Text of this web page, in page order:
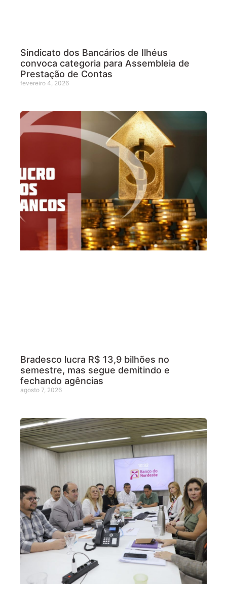
Sindicato dos Bancários de Ilhéus
convoca categoria para Assembleia de
Prestação de Contas
fevereiro 4, 2026
Bradesco lucra R$ 13,9 bilhões no
semestre, mas segue demitindo e
fechando agências
agosto 7, 2026